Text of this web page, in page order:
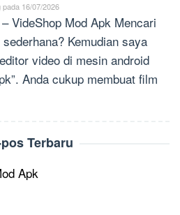
pada 16/07/2026
VideShop Mod Apk Mencari
Kemudian saya
video di mesin android
Anda cukup membuat film
Terbaru
Apk